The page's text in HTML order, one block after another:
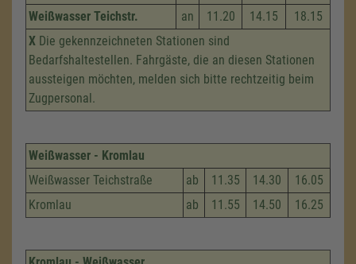
Weißwasser Teichstr.
an 11.20 14.15
18.15
X Die gekennzeichneten Stationen sind
Bedarfshaltestellen. Fahrgäste, die an diesen Stationen
aussteigen möchten, melden sich bitte rechtzeitig beim
Zugpersonal.
Weißwasser - Kromlau
Weißwasser Teichstraße
ab 11.35 14.30
16.05
Kromlau
ab 11.55 14.50 16.25